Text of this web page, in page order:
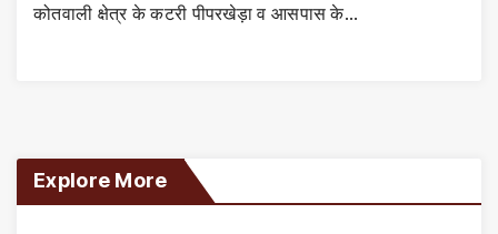
कोतवाली क्षेत्र के कटरी पीपरखेड़ा व आसपास के…
Explore More